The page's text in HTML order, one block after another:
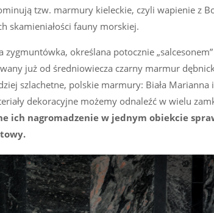
tzw. marmury kieleckie, czyli wapienie z
skamieniałości fauny morskiej.
określana potocznie
już od średniowiecza czarny marmur
szlachetne, polskie marmury: Biała Marianna
dekoracyjne możemy odnaleźć w wielu
ich nagromadzenie w jednym obiekcie